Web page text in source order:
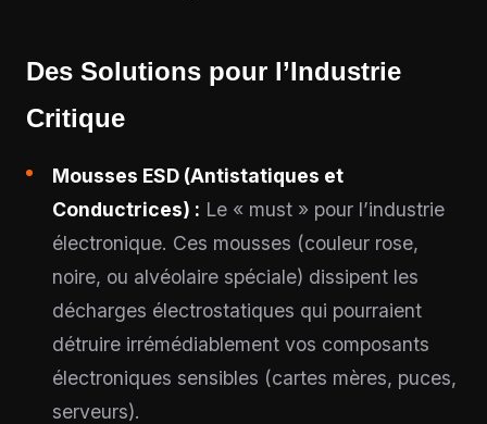
Des Solutions pour l’Industrie
Critique
Mousses ESD (Antistatiques et
Conductrices) : Le « must » pour l’industrie
électronique. Ces mousses (couleur rose,
noire, ou alvéolaire spéciale) dissipent les
décharges électrostatiques qui pourraient
détruire irrémédiablement vos composants
électroniques sensibles (cartes mères, puces,
serveurs).